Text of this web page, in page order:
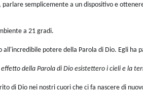
semplicemente a un dispositivo e
a 21 gradi.
potere della Parola di Dio. Egli ha
della Parola di Dio esistettero i cieli e la
di Dio nei nostri cuori che ci fa nascere di